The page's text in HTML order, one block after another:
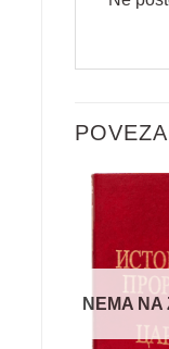
š
*
Pitanje
NEMA